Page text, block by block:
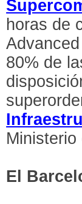
horas de
80% de
El